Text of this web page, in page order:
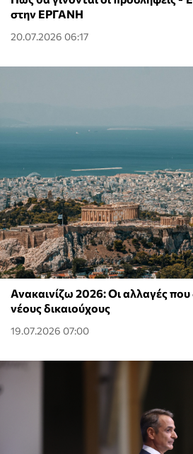
στην ΕΡΓΑΝΗ
20.07.2026 06:17
Ανακαινίζω 2026: Οι αλλαγές που
νέους δικαιούχους
19.07.2026 07:00